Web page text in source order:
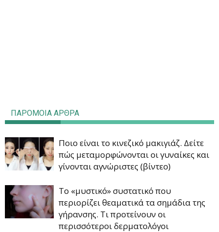
ΠΑΡΟΜΟΙΑ ΑΡΘΡΑ
Ποιο είναι το κινεζικό μακιγιάζ. Δείτε
πώς μεταμορφώνονται οι γυναίκες και
γίνονται αγνώριστες (βίντεο)
Το «μυστικό» συστατικό που
περιορίζει θεαματικά τα σημάδια της
γήρανσης. Τι προτείνουν οι
περισσότεροι δερματολόγοι